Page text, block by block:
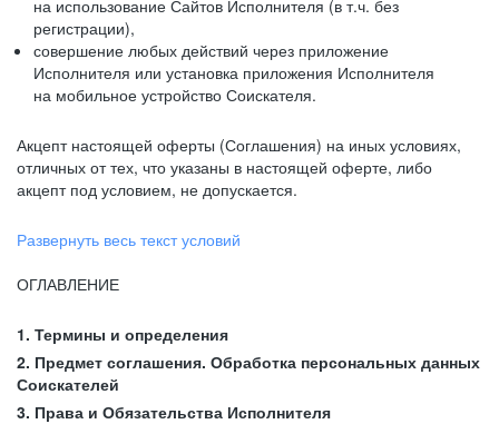
на использование Сайтов Исполнителя (в т.ч. без
регистрации),
совершение любых действий через приложение
Исполнителя или установка приложения Исполнителя
на мобильное устройство Соискателя.
Акцепт настоящей оферты (Соглашения) на иных условиях,
отличных от тех, что указаны в настоящей оферте, либо
акцепт под условием, не допускается.
Развернуть весь текст условий
ОГЛАВЛЕНИЕ
1. Термины и определения
2. Предмет соглашения. Обработка персональных данных
Соискателей
3. Права и Обязательства Исполнителя